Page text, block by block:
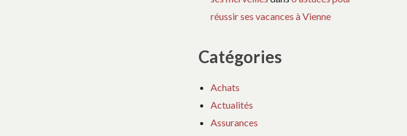
réussir ses vacances à Vienne
Catégories
Achats
Actualités
Assurances